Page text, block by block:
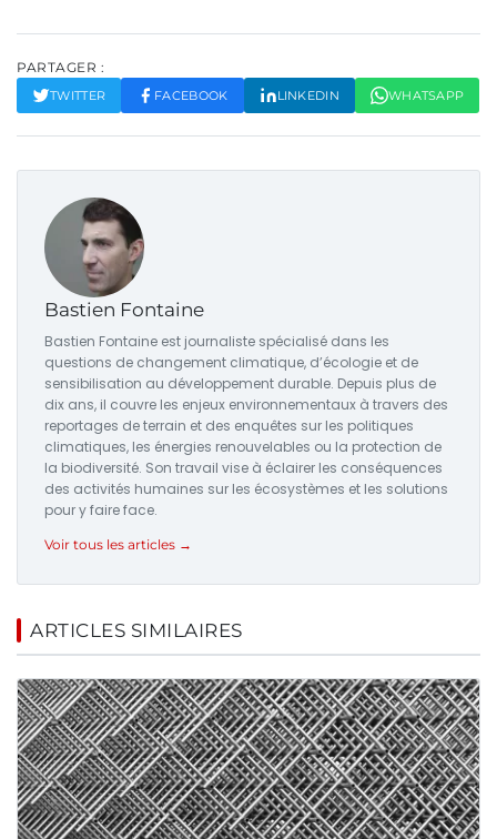
PARTAGER :
TWITTER FACEBOOK LINKEDIN WHATSAPP
Bastien Fontaine
Bastien Fontaine est journaliste spécialisé dans les
questions de changement climatique, d’écologie et de
sensibilisation au développement durable. Depuis plus de
dix ans, il couvre les enjeux environnementaux à travers des
reportages de terrain et des enquêtes sur les politiques
climatiques, les énergies renouvelables ou la protection de
la biodiversité. Son travail vise à éclairer les conséquences
des activités humaines sur les écosystèmes et les solutions
pour y faire face.
Voir tous les articles →
ARTICLES SIMILAIRES